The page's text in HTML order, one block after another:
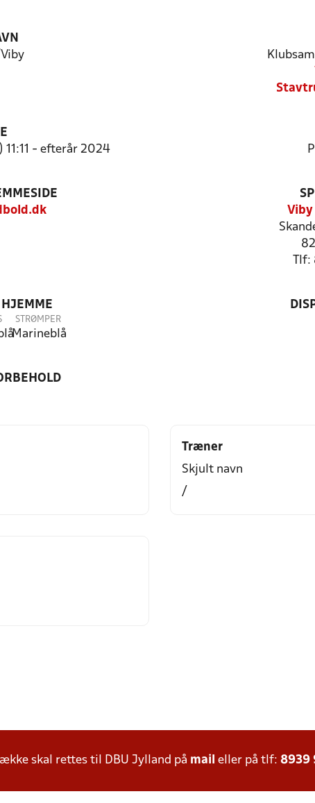
11:11 - efterår 2024
HJEMME
STRØMPER
Marineblå
Træner
Skjult navn
/
skal rettes til DBU Jylland på mail eller på tlf: 8939